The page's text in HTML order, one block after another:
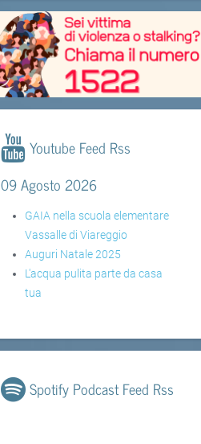
Youtube Feed Rss
09 Agosto 2026
GAIA nella scuola elementare
Vassalle di Viareggio
Auguri Natale 2025
L'acqua pulita parte da casa
tua
Spotify Podcast Feed Rss